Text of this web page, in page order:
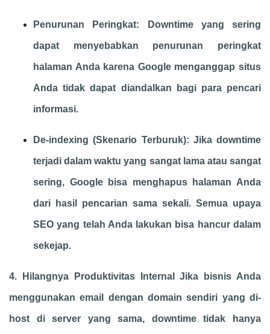
Penurunan Peringkat: Downtime yang sering
dapat menyebabkan penurunan peringkat
halaman Anda karena Google menganggap situs
Anda tidak dapat diandalkan bagi para pencari
informasi.
De-indexing (Skenario Terburuk): Jika downtime
terjadi dalam waktu yang sangat lama atau sangat
sering, Google bisa menghapus halaman Anda
dari hasil pencarian sama sekali. Semua upaya
SEO yang telah Anda lakukan bisa hancur dalam
sekejap.
4. Hilangnya Produktivitas Internal Jika bisnis Anda
menggunakan email dengan domain sendiri yang di-
host di server yang sama, downtime tidak hanya